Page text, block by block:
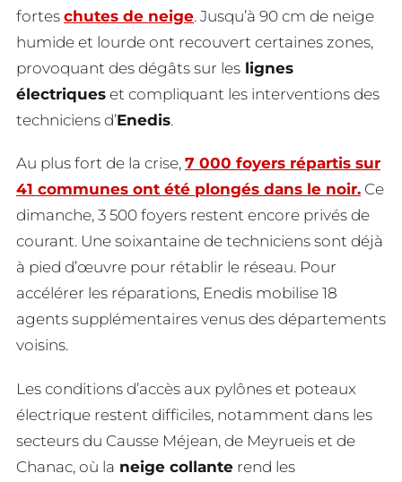
fortes chutes de neige. Jusqu’à 90 cm de neige
humide et lourde ont recouvert certaines zones,
provoquant des dégâts sur les lignes
électriques et compliquant les interventions des
techniciens d’Enedis.
Au plus fort de la crise, 7 000 foyers répartis sur
41 communes ont été plongés dans le noir. Ce
dimanche, 3 500 foyers restent encore privés de
courant. Une soixantaine de techniciens sont déjà
à pied d’œuvre pour rétablir le réseau. Pour
accélérer les réparations, Enedis mobilise 18
agents supplémentaires venus des départements
voisins.
Les conditions d’accès aux pylônes et poteaux
électrique restent difficiles, notamment dans les
secteurs du Causse Méjean, de Meyrueis et de
Chanac, où la neige collante rend les